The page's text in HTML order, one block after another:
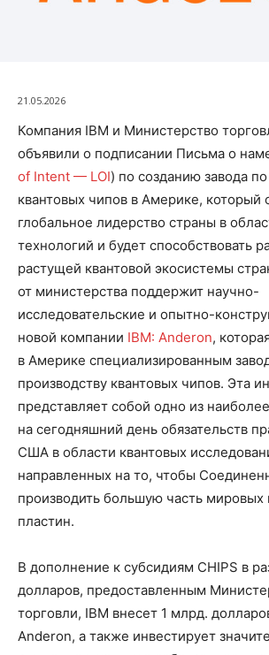
21.05.2026
Компания IBM и Министерство
объявили о подписании Письма о
of Intent — LOI) по созданию завода
квантовых чипов в Америке, который
глобальное лидерство страны в
технологий и будет способствовать
растущей квантовой экосистемы
от министерства поддержит научно-
исследовательские и опытно-
новой компании IBM: Anderon,
в Америке специализированным
производству квантовых чипов. Эта
представляет собой одно из
на сегодняшний день обязательств
США в области квантовых
направленных на то, чтобы
производить большую часть мировых
пластин.
В дополнение к субсидиям CHIPS в
долларов, предоставленным
торговли, IBM внесет 1 млрд.
Anderon, а также инвестирует